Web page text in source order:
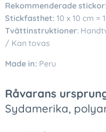
Rekommenderade stickor:
Stickfasthet: 10 x 10 cm =
Tvättinstruktioner:
/ Kan tovas
Made in: Peru
Råvarans
Sydamerika,